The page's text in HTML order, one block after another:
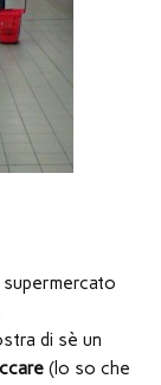
di sè un
(lo so che